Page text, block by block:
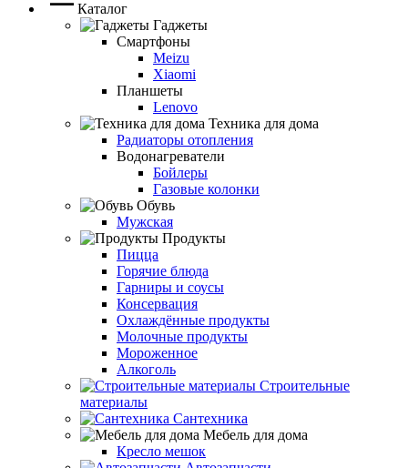
Каталог
Гаджеты
Смартфоны
Meizu
Xiaomi
Планшеты
Lenovo
Техника для дома
Радиаторы отопления
Водонагреватели
Бойлеры
Газовые колонки
Обувь
Мужская
Продукты
Пицца
Горячие блюда
Гарниры и соусы
Консервация
Охлаждённые продукты
Молочные продукты
Мороженное
Алкоголь
Строительные
материалы
Сантехника
Мебель для дома
Кресло мешок